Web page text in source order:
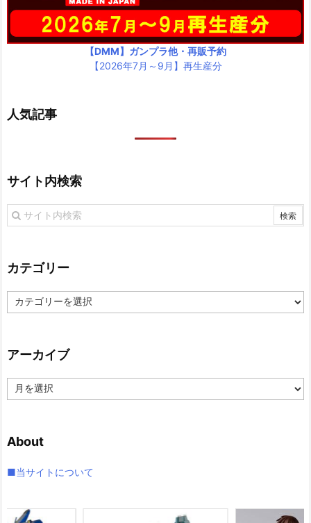
【DMM】ガンプラ他・再販予約
【2026年7月～9月】再生産分
人気記事
サイト内検索
カテゴリー
カ
テ
ー
アーカイブ
ー
ブ
About
■当サイトについて